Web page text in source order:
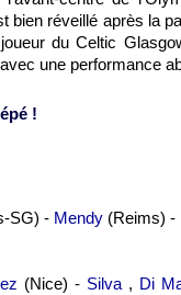
bien réveillé après la
du Celtic
une performance
!
SG) - Mendy (Reims) -
(Nice) - Silva , Di